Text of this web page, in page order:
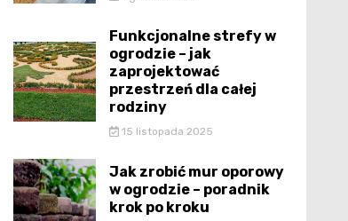
Funkcjonalne strefy w
ogrodzie – jak
zaprojektować
przestrzeń dla całej
rodziny
15 listopada 2025
Jak zrobić mur oporowy
w ogrodzie – poradnik
krok po kroku